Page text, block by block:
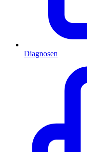
Diagnosen